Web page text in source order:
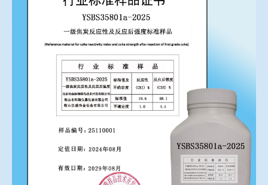
冶金渣、保护渣等高温物性检测设备
冶金石灰活性度测定仪
矿石、焦炭物理检测及制样设备
工业分析、测硫仪等